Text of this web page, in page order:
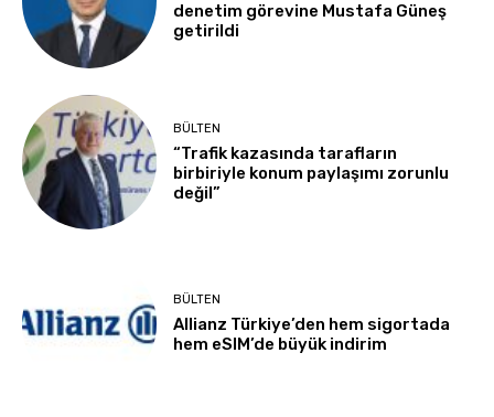
denetim görevine Mustafa Güneş
getirildi
BÜLTEN
“Trafik kazasında tarafların
birbiriyle konum paylaşımı zorunlu
değil”
BÜLTEN
Allianz Türkiye’den hem sigortada
hem eSIM’de büyük indirim